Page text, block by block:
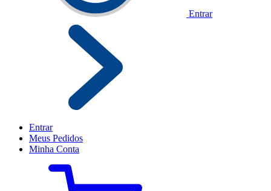
Entrar
Entrar
Meus Pedidos
Minha Conta